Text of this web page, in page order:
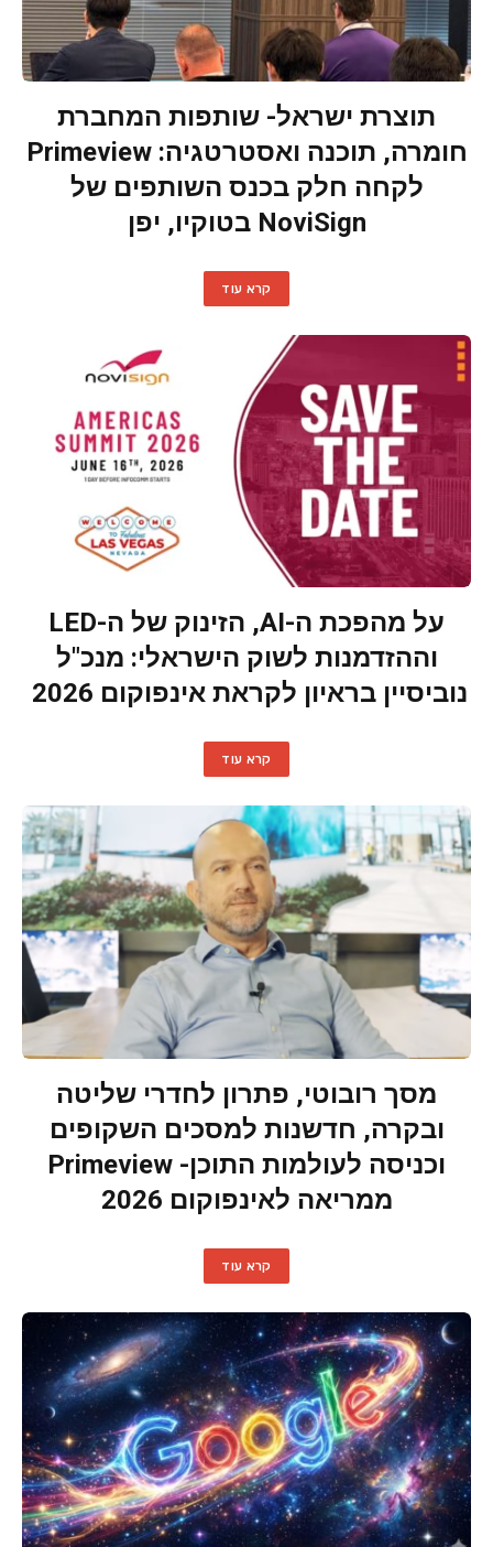
תוצרת ישראל- שותפות המחברת
חומרה, תוכנה ואסטרטגיה: Primeview
לקחה חלק בכנס השותפים של
NoviSign בטוקיו, יפן
קרא עוד
על מהפכת ה-AI, הזינוק של ה-LED
וההזדמנות לשוק הישראלי: מנכ"ל
נוביסיין בראיון לקראת אינפוקום 2026
קרא עוד
מסך רובוטי, פתרון לחדרי שליטה
ובקרה, חדשנות למסכים השקופים
וכניסה לעולמות התוכן- Primeview
ממריאה לאינפוקום 2026
קרא עוד